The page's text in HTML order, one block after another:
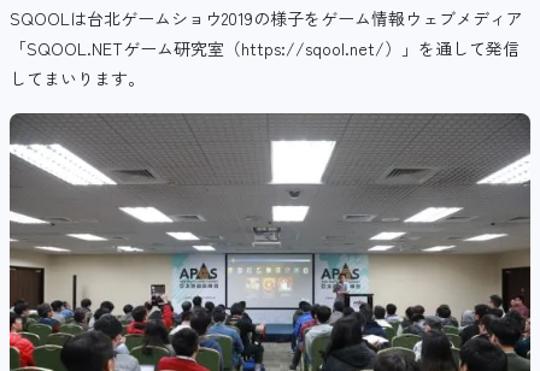
SQOOLは台北ゲームショウ2019の様子をゲーム情報ウェブメディア
「SQOOL.NETゲーム研究室（https://sqool.net/）」を通して発信
してまいります。